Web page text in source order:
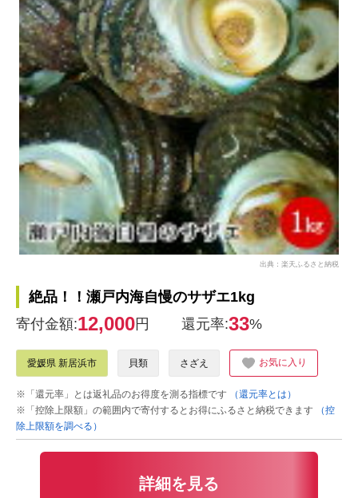
出典：楽天ふるさと納税
絶品！！瀬戸内海自慢のサザエ1kg
寄付金額:12,000円 還元率:33%
愛媛県 新居浜市 貝類 さざえ お気に入り
※「還元率」とは返礼品のお得度を測る指標です
（還元率とは）
※「控除上限額」の範囲内で寄付するとお得にふるさと納税できます
（控
除上限額を調べる）
詳細を見る